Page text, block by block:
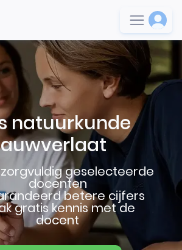
natuurkunde
geselecteerde
docenten
betere cijfers
gratis kennis met de
docent